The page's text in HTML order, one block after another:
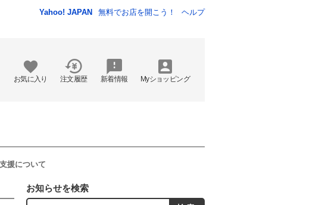
Yahoo! JAPAN 無料でお店を開こう！
ヘルプ
お気に入り 注文履歴 新着情報 Myショッピング
援について
お知らせを検索